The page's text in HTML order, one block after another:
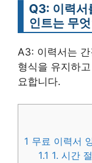
Q3: 이력서
인트는 무
A3: 이력서는
형식을 유지하
요합니다.
1 무료 이력서
1.1 1. 시간